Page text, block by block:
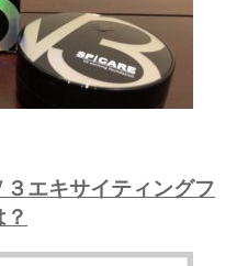
エキサイティングフ